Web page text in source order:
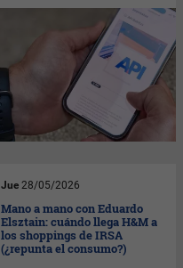
Jue 28/05/2026
Mano a mano con Eduardo
Elsztain: cuándo llega H&M a
los shoppings de IRSA
(¿repunta el consumo?)